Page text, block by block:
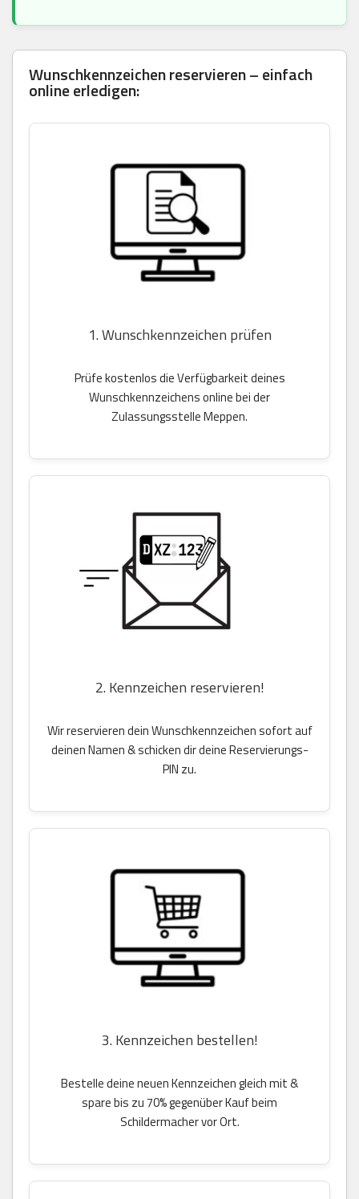
Wunschkennzeichen reservieren – einfach
online erledigen:
1. Wunschkennzeichen prüfen
Prüfe kostenlos die Verfügbarkeit deines
Wunschkennzeichens online bei der
Zulassungsstelle Meppen.
2. Kennzeichen reservieren!
Wir reservieren dein Wunschkennzeichen sofort auf
deinen Namen & schicken dir deine Reservierungs-
PIN zu.
3. Kennzeichen bestellen!
Bestelle deine neuen Kennzeichen gleich mit &
spare bis zu 70% gegenüber Kauf beim
Schildermacher vor Ort.